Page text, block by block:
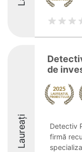
Laureați
de
Detectiv
firmă